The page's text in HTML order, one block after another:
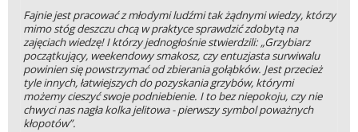
Fajnie jest pracować z młodymi ludźmi tak żądnymi wiedzy, którzy
mimo stóg deszczu chcą w praktyce sprawdzić zdobytą na
zajęciach wiedzę! I którzy jednogłośnie stwierdzili: „Grzybiarz
początkujący, weekendowy smakosz, czy entuzjasta surwiwalu
powinien się powstrzymać od zbierania gołąbków. Jest przecież
tyle innych, łatwiejszych do pozyskania grzybów, którymi
możemy cieszyć swoje podniebienie. I to bez niepokoju, czy nie
chwyci nas nagła kolka jelitowa - pierwszy symbol poważnych
kłopotów”.